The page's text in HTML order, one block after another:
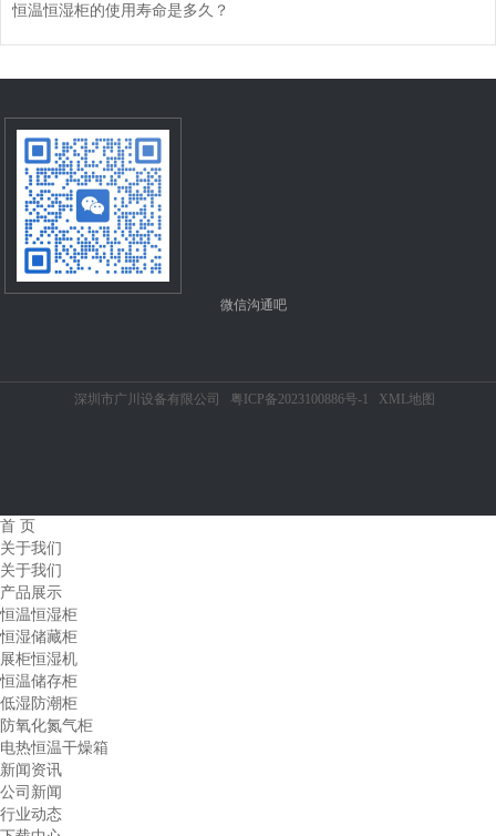
恒温恒湿柜的使用寿命是多久？
微信沟通吧
深圳市广川设备有限公司 粤ICP备2023100886号-1 XML地图
首 页
关于我们
关于我们
产品展示
恒温恒湿柜
恒湿储藏柜
展柜恒湿机
恒温储存柜
低湿防潮柜
防氧化氮气柜
电热恒温干燥箱
新闻资讯
公司新闻
行业动态